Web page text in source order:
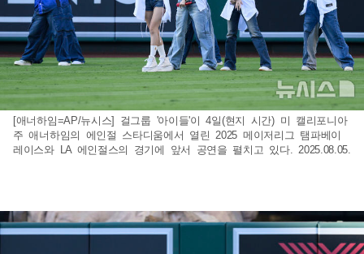
[애너하임=AP/뉴시스] 걸그룹 '아이들'이 4일(현지 시간) 미 캘리포니아
주 애너하임의 에인절 스타디움에서 열린 2025 메이저리그 탬파베이
레이스와 LA 에인절스의 경기에 앞서 공연을 펼치고 있다. 2025.08.05.